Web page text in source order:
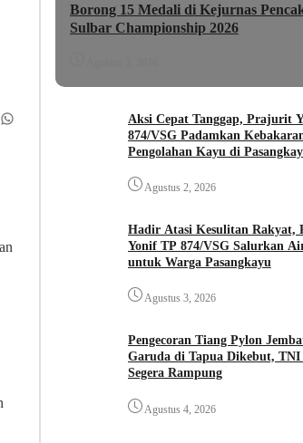
Borong 15 Medali di Kejurnas
Sulbar Championship 2026
Aksi Cepat Tanggap, Prajurit
874/VSG Padamkan
Pengolahan Kayu di
Agustus 2, 2026
Hadir Atasi Kesulitan Rakyat,
Yonif TP 874/VSG Salurkan
untuk Warga Pasangkayu
Agustus 3, 2026
Pengecoran Tiang Pylon
Garuda di Tapua Dikebut,
Segera Rampung
Agustus 4, 2026